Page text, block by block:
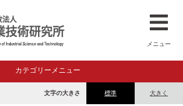
メニュー
カテゴリーメニュー
標準 大きく
文字の大きさ